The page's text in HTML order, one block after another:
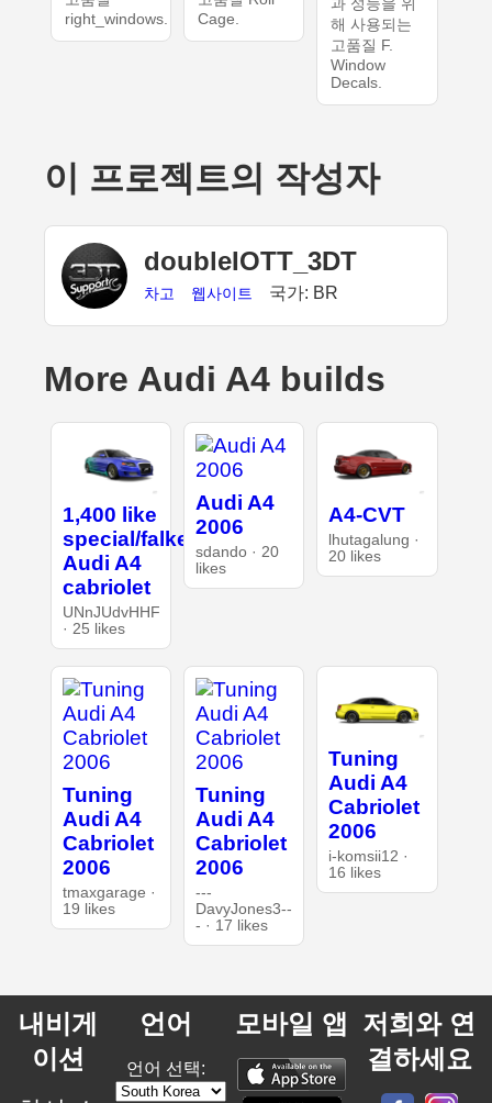
right_windows.
Cage.
해 사용되는
고품질 F.
Window
Decals.
이 프로젝트의 작성자
doubleIOTT_3DT
차고 웹사이트 국가: BR
More Audi A4 builds
1,400 like
special/falken
Audi A4
cabriolet
UNnJUdvHHF
· 25 likes
Audi A4
2006
sdando · 20
likes
A4-CVT
lhutagalung ·
20 likes
Tuning
Audi A4
Cabriolet
2006
tmaxgarage ·
19 likes
Tuning
Audi A4
Cabriolet
2006
---
DavyJones3--
- · 17 likes
Tuning
Audi A4
Cabriolet
2006
i-komsii12 ·
16 likes
내비게
이션
언어
언어 선택:
모바일 앱 저희와 연
결하세요